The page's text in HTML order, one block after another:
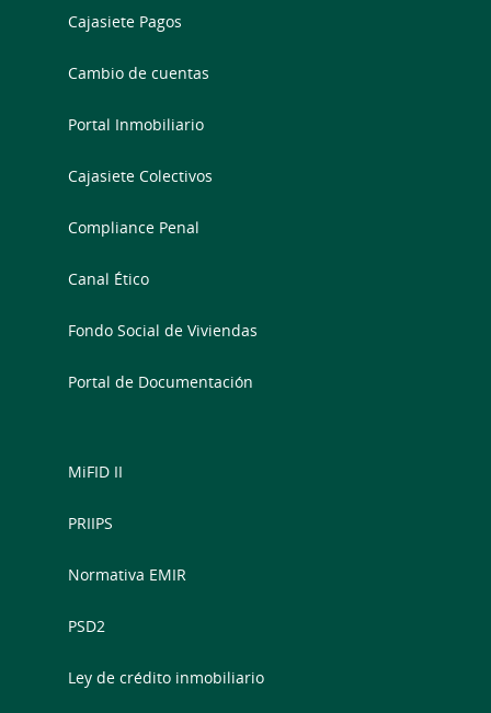
Cajasiete Pagos
Cambio de cuentas
Portal Inmobiliario
Cajasiete Colectivos
Compliance Penal
Canal Ético
Fondo Social de Viviendas
Portal de Documentación
MiFID II
PRIIPS
Normativa EMIR
PSD2
Ley de crédito inmobiliario